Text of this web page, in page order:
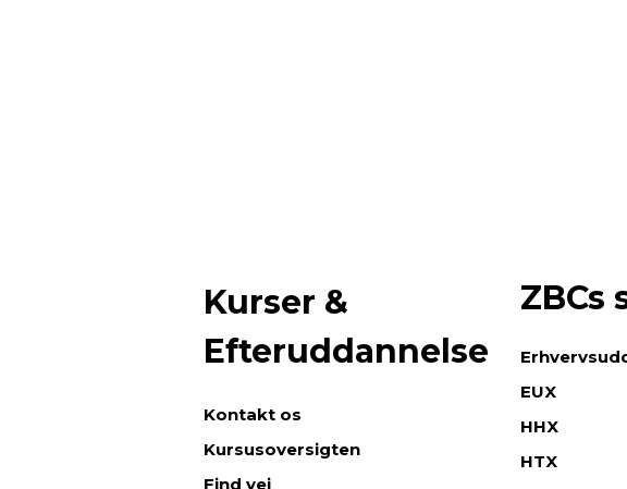
Kurser &
Efteruddannelse
Kontakt os
Kursusoversigten
Find vej
ZBCs
EUX
HHX
HTX